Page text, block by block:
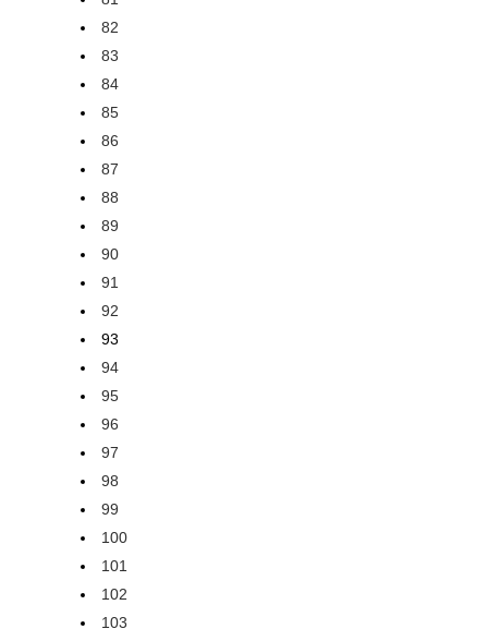
82
83
84
85
86
87
88
89
90
91
92
93
94
95
96
97
98
99
100
101
102
103